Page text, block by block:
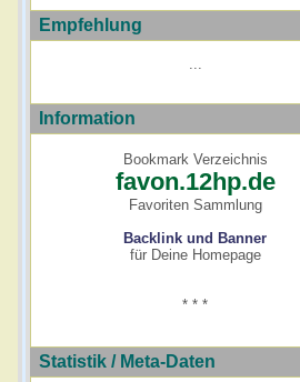
Empfehlung
Information
Bookmark Verzeichnis
favon.12hp.de
Favoriten Sammlung
Backlink und Banner
für Deine Homepage
* * *
Statistik / Meta-Daten